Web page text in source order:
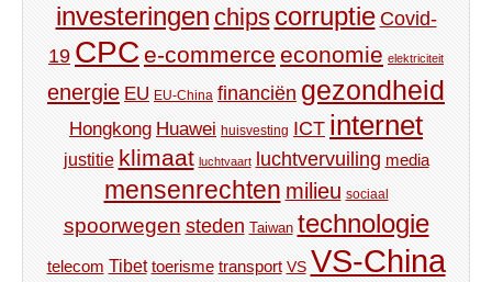
investeringen chips corruptie Covid-
19 CPC e-commerce economie elektriciteit
energie EU EU-China financiën gezondheid
Hongkong Huawei huisvesting ICT internet
justitie klimaat luchtvaart luchtvervuiling media
mensenrechten milieu sociaal
spoorwegen steden Taiwan technologie
telecom Tibet toerisme transport VS VS-China